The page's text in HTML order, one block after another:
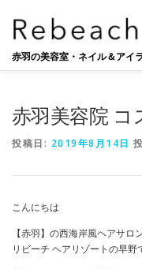
ツ
赤羽の美容室・ネイル＆アイ
赤羽美容院 コ
投稿日: 2019年8月14日
こんにちは
【赤羽】の西海岸風ヘアサロ
リビーチ ヘアリゾートの早野